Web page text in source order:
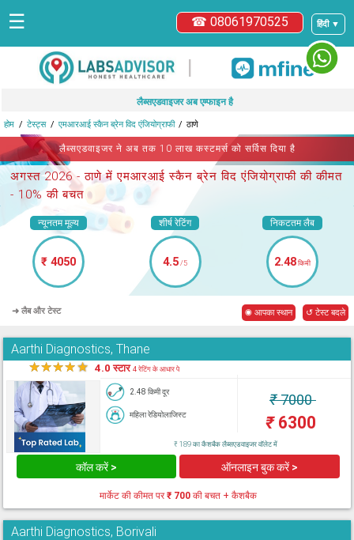
हिंदी ▼
☎ 08061970525
☰
|
लैब्सएडवाइजर अब एम्फाइन है
होम टेस्ट्स एमआरआई स्कैन ब्रेन विद एंजियोग्राफी ठाणे
लैब्सएडवाइजर ने अब तक 10 लाख कस्टमर्स को सर्विस दिया है
अगस्त 2026 -ठाणे में एमआरआई स्कैन ब्रेन विद एंजियोग्राफी की कीमत
- 10% की बचत
न्यूनतम मूल्य
₹ 4050
शीर्ष रेटिंग
4.5/5
निकटतम लैब
2.48किमी
➜ लैब और टेस्ट ◉ आपका स्थान ↺ टेस्ट बदले
Aarthi Diagnostics, Thane
★★★★★ 4.0 स्टार4 रेटिंग के आधार पे
2.48 किमी दूर
महिला रेडियोलाजिस्ट
₹7000
₹6300
₹ 189 का कैशबैक लैब्सएडवाइजर वॉलेट में
कॉल करें > ऑनलाइन बुक करें >
मार्केट की कीमत पर₹ 700की बचत + कैशबैक
Aarthi Diagnostics, Borivali